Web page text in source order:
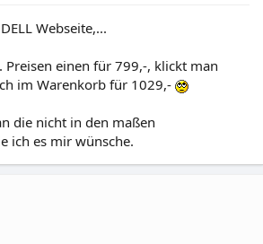
Webseite,...
Preisen einen für 799,-, klickt man
im Warenkorb für 1029,-
die nicht in den maßen
ich es mir wünsche.